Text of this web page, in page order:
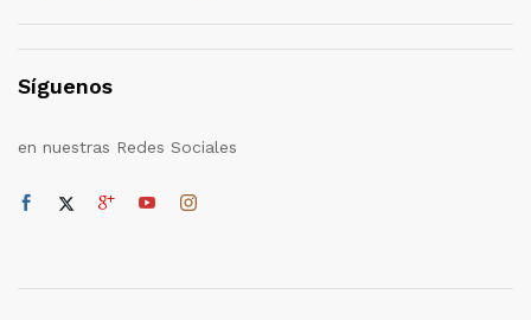
Síguenos
en nuestras Redes Sociales